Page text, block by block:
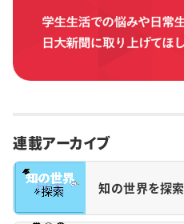
連載アーカイブ
知の世界を探索